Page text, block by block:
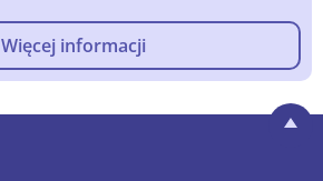
Więcej informacji